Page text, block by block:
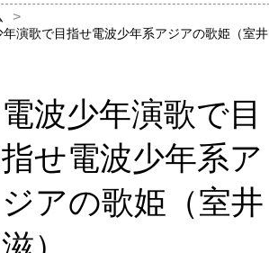
年演歌で目指せ電波少年系アジアの歌姫（室井
電波少年演歌で目
指せ電波少年系ア
ジアの歌姫（室井